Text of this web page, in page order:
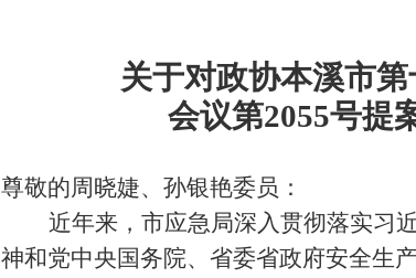
关于对政协本溪市第
会议第2055号提
尊敬的周晓婕、孙银艳委员：
近年来，市应急局深入贯彻落实习
神和党中央国务院、省委省政府安全生